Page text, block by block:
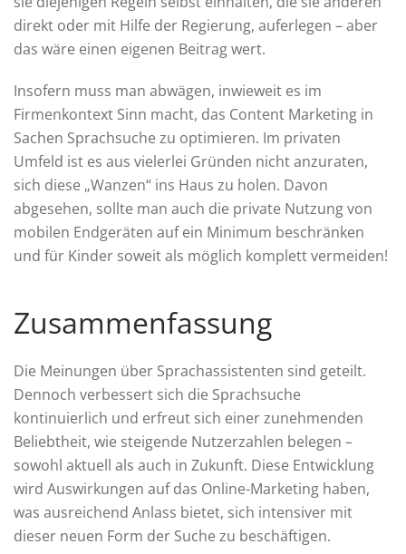
direkt oder mit Hilfe der Regierung, auferlegen – aber
das wäre einen eigenen Beitrag wert.
Insofern muss man abwägen, inwieweit es im
Firmenkontext Sinn macht, das Content Marketing in
Sachen Sprachsuche zu optimieren. Im privaten
Umfeld ist es aus vielerlei Gründen nicht anzuraten,
sich diese „Wanzen“ ins Haus zu holen. Davon
abgesehen, sollte man auch die private Nutzung von
mobilen Endgeräten auf ein Minimum beschränken
und für Kinder soweit als möglich komplett vermeiden!
Zusammenfassung
Die Meinungen über Sprachassistenten sind geteilt.
Dennoch verbessert sich die Sprachsuche
kontinuierlich und erfreut sich einer zunehmenden
Beliebtheit, wie steigende Nutzerzahlen belegen –
sowohl aktuell als auch in Zukunft. Diese Entwicklung
wird Auswirkungen auf das Online-Marketing haben,
was ausreichend Anlass bietet, sich intensiver mit
dieser neuen Form der Suche zu beschäftigen.